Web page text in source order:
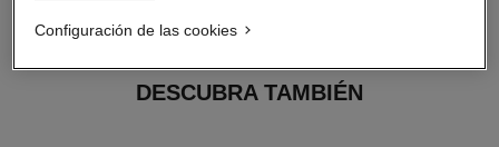
DESCUBRA TAMBIÉN
Configuración de las cookies